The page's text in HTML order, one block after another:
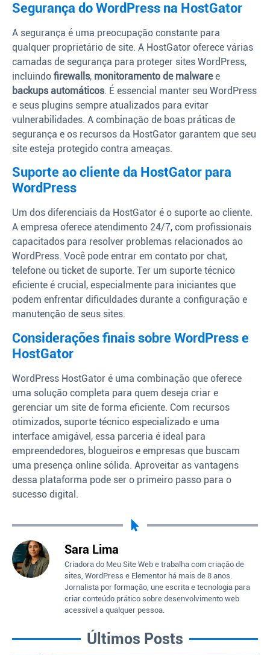
Segurança do WordPress na HostGator
A segurança é uma preocupação constante para
qualquer proprietário de site. A HostGator oferece várias
camadas de segurança para proteger sites WordPress,
incluindo firewalls, monitoramento de malwaree
backups automáticos. É essencial manter seu WordPress
e seus plugins sempre atualizados para evitar
vulnerabilidades. A combinação de boas práticas de
segurança e os recursos da HostGator garantem que seu
site esteja protegido contra ameaças.
Suporte ao cliente da HostGator para
WordPress
Um dos diferenciais da HostGator é o suporte ao cliente.
A empresa oferece atendimento 24/7, com profissionais
capacitados para resolver problemas relacionados ao
WordPress. Você pode entrar em contato por chat,
telefone ou ticket de suporte. Ter um suporte técnico
eficiente é crucial, especialmente para iniciantes que
podem enfrentar dificuldades durante a configuração e
manutenção de seus sites.
Considerações finais sobre WordPress e
HostGator
WordPress HostGator é uma combinação que oferece
uma solução completa para quem deseja criar e
gerenciar um site de forma eficiente. Com recursos
otimizados, suporte técnico especializado e uma
interface amigável, essa parceria é ideal para
empreendedores, blogueiros e empresas que buscam
uma presença online sólida. Aproveitar as vantagens
dessa plataforma pode ser o primeiro passo para o
sucesso digital.
Sara Lima
Criadora do Meu Site Web e trabalha com criação de
sites, WordPress e Elementor há mais de 8 anos.
Jornalista por formação, une escrita e tecnologia para
criar conteúdo prático sobre desenvolvimento web
acessível a qualquer pessoa.
Últimos Posts